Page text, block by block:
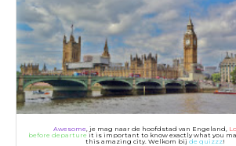
Awesome, je mag naar de hoofdstad van Engeland,
before departure it is important to know exactly what you
this amazing city. Welkom bij de quizzz!